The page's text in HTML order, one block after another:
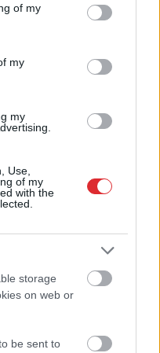
You may click to
its third-party tags to
in below Google
of my
my
my
Use,
of my
with the
storage
on web or
be sent to
jauns pavērsiens:
policista
Ziņot